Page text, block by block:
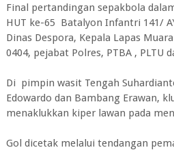
Final pertandingan sepakbola
HUT ke-65 Batalyon Infantri 141/
Dinas Despora, Kepala Lapas
0404, pejabat Polres, PTBA , PLTU
Di pimpin wasit Tengah
Edowardo dan Bambang Erawan,
menaklukkan kiper lawan pada
Gol dicetak melalui tendangan